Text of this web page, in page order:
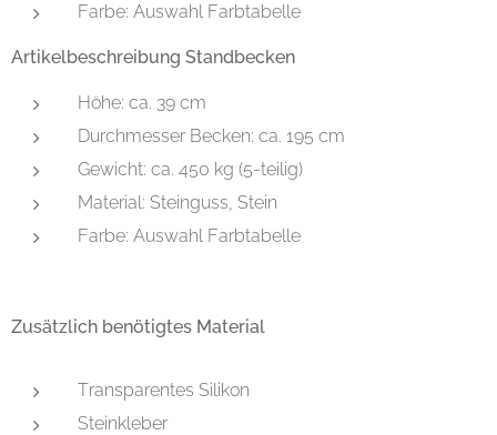
Farbe: Auswahl Farbtabelle
Artikelbeschreibung Standbecken
Höhe: ca. 39 cm
Durchmesser Becken: ca. 195 cm
Gewicht: ca. 450 kg (5-teilig)
Material: Steinguss, Stein
Farbe: Auswahl Farbtabelle
Zusätzlich benötigtes Material
Transparentes Silikon
Steinkleber